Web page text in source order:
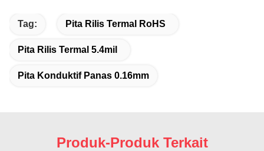
Tag: Pita Rilis Termal RoHS
Pita Rilis Termal 5.4mil
Pita Konduktif Panas 0.16mm
Produk-Produk Terkait